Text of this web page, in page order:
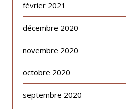
février 2021
décembre 2020
novembre 2020
octobre 2020
septembre 2020